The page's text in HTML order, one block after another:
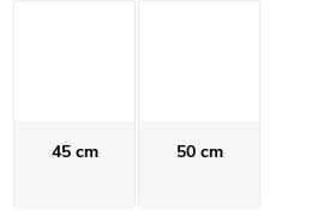
45 cm 50 cm